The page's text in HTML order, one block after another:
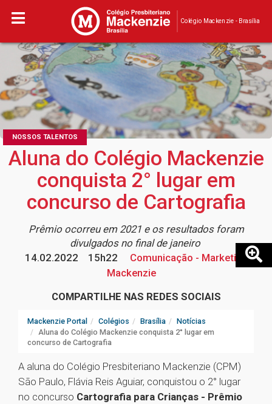
Colégio Mackenzie - Brasília
NOSSOS TALENTOS
Aluna do Colégio Mackenzie
conquista 2° lugar em
concurso de Cartografia
Prêmio ocorreu em 2021 e os resultados foram
divulgados no final de janeiro
14.02.2022
15h22
Comunicação - Marketing
Mackenzie
COMPARTILHE NAS REDES SOCIAIS
Mackenzie Portal Colégios Brasília
Notícias
Aluna do Colégio Mackenzie conquista 2° lugar em
concurso de Cartografia
A aluna do Colégio Presbiteriano Mackenzie (CPM)
São Paulo, Flávia Reis Aguiar, conquistou o 2° lugar
no concurso Cartografia para Crianças - Prêmio